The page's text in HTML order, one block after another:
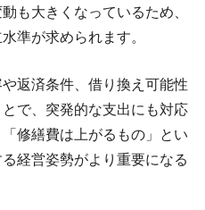
も大きくなっているため、
準が求められます。
返済条件、借り換え可能性
で、突発的な支出にも対応
修繕費は上がるもの」とい
経営姿勢がより重要になる